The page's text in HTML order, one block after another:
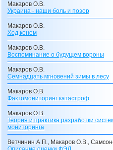
Макаров О.В.
Украина - наши боль и позор
Макаров О.В.
Ход конем
Макаров О.В.
Воспоминание о будущем вороны
Макаров О.В.
Семнадцать мгновений зимы в лесу
Макаров О.В.
Фактомониторинг катастроф
Макаров О.В.
Теория и практика разработки
мониторинга
Ветчинин А.П., Макаров О.В.,